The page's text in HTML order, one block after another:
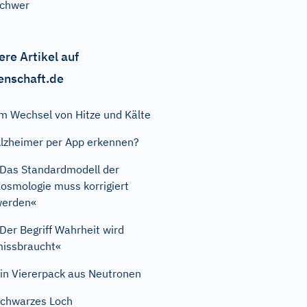
Artikel auf
Wechsel von Hitze und Kälte
per App erkennen?
Standardmodell der
muss korrigiert
Begriff Wahrheit wird
Viererpack aus Neutronen
Loch